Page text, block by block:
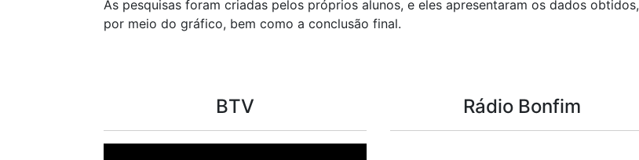
As pesquisas foram criadas pelos próprios alunos, e eles apresentaram os dados obtidos,
por meio do gráfico, bem como a conclusão final.
BTV Rádio Bonfim